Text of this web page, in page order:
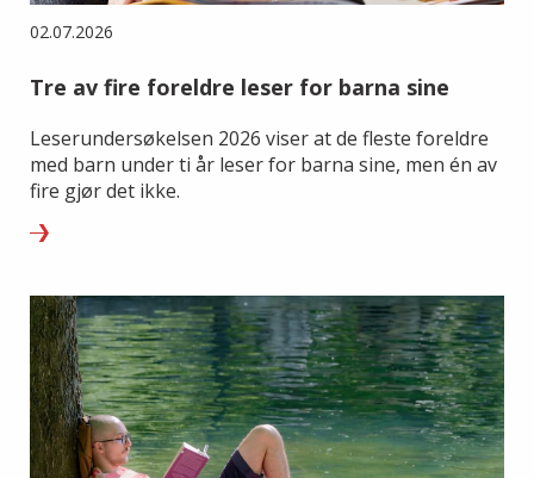
02.07.2026
Tre av fire foreldre leser for barna sine
Leserundersøkelsen 2026 viser at de fleste foreldre
med barn under ti år leser for barna sine, men én av
fire gjør det ikke.